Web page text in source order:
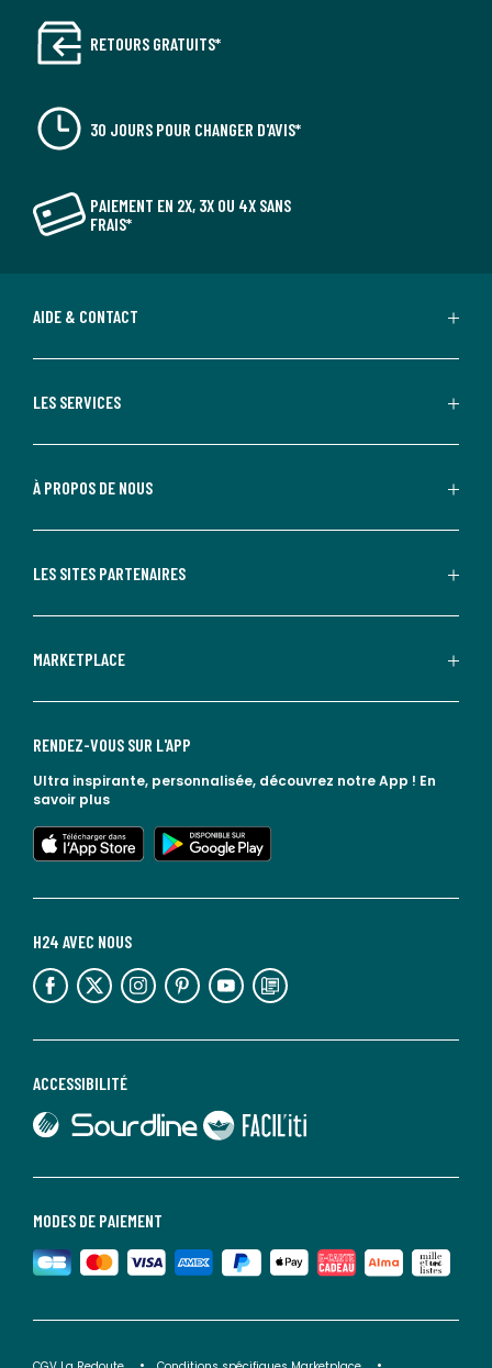
RETOURS GRATUITS*
30 JOURS POUR CHANGER D'AVIS*
PAIEMENT EN 2X, 3X OU 4X SANS
FRAIS*
AIDE & CONTACT
LES SERVICES
À PROPOS DE NOUS
LES SITES PARTENAIRES
MARKETPLACE
MODES DE PAIEMENT
ACCESSIBILITÉ
lien vers Sourdline
lien vers Faciliti
H24 AVEC NOUS
lien vers l'espace réseaux sociaux lien vers l'espace réseaux sociaux lien vers l'espace réseaux sociaux lien vers l'espace réseaux sociaux lien vers l'espace réseaux sociaux lien vers le blog la redoute
RENDEZ-VOUS SUR L'APP
Ultra inspirante, personnalisée, découvrez notre App ! En
savoir plus
lien vers l'app store
lien vers google play